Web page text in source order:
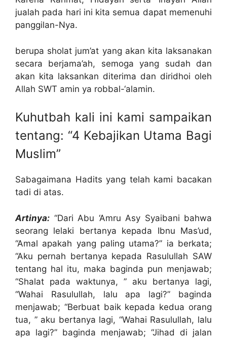
jualah pada hari ini kita semua dapat memenuhi
panggilan-Nya.
berupa sholat jum’at yang akan kita laksanakan
secara berjama’ah, semoga yang sudah dan
akan kita laksankan diterima dan diridhoi oleh
Allah SWT amin ya robbal-‘alamin.
Kuhutbah kali ini kami sampaikan
tentang: “4 Kebajikan Utama Bagi
Muslim”
Sabagaimana Hadits yang telah kami bacakan
tadi di atas.
Artinya: “Dari Abu ‘Amru Asy Syaibani bahwa
seorang lelaki bertanya kepada Ibnu Mas’ud,
“Amal apakah yang paling utama?” ia berkata;
“Aku pernah bertanya kepada Rasulullah SAW
tentang hal itu, maka baginda pun menjawab;
“Shalat pada waktunya, ” aku bertanya lagi,
“Wahai Rasulullah, lalu apa lagi?” baginda
menjawab; “Berbuat baik kepada kedua orang
tua, ” aku bertanya lagi, “Wahai Rasulullah, lalu
apa lagi?” baginda menjawab; “Jihad di jalan